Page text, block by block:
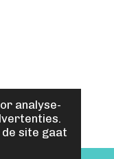
analyse-
de site gaat